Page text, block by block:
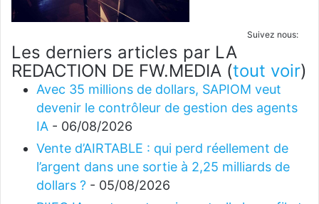
Suivez nous:
Les derniers articles par LA
REDACTION DE FW.MEDIA (tout voir)
Avec 35 millions de dollars, SAPIOM veut
devenir le contrôleur de gestion des agents
IA - 06/08/2026
Vente d’AIRTABLE : qui perd réellement de
l’argent dans une sortie à 2,25 milliards de
dollars ? - 05/08/2026